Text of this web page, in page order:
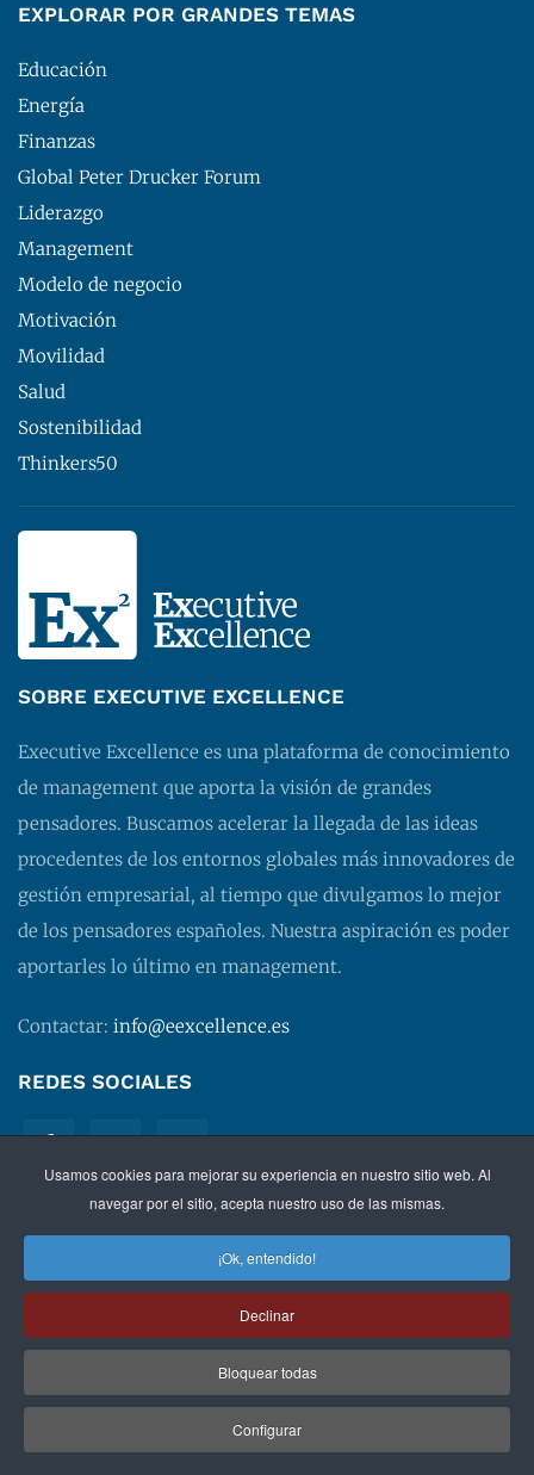
Usamos cookies para mejorar su experiencia en nuestro sitio web. Al
navegar por el sitio, acepta nuestro uso de las mismas.
¡Ok, entendido!
Declinar
Bloquear todas
Configurar
EXPLORAR POR GRANDES TEMAS
Educación
Energía
Finanzas
Global Peter Drucker Forum
Liderazgo
Management
Modelo de negocio
Motivación
Movilidad
Salud
Sostenibilidad
Thinkers50
SOBRE EXECUTIVE EXCELLENCE
Executive Excellence es una plataforma de conocimiento
de management que aporta la visión de grandes
pensadores. Buscamos acelerar la llegada de las ideas
procedentes de los entornos globales más innovadores de
gestión empresarial, al tiempo que divulgamos lo mejor
de los pensadores españoles. Nuestra aspiración es poder
aportarles lo último en management.
Contactar: info@eexcellence.es
REDES SOCIALES
©2026 EXECUTIVE EXCELLENCE.Managementpara
Política de privacidad|Aviso legal
contratación